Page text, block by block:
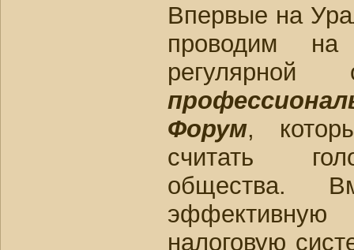
Впервые на
проводим на
Форум,
считать
общества.
налоговую